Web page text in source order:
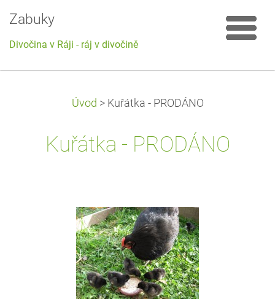
Zabuky
Divočina v Ráji - ráj v divočině
Úvod > Kuřátka - PRODÁNO
Kuřátka - PRODÁNO